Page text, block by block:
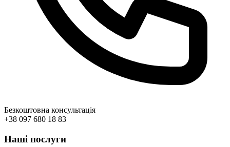
Безкоштовна консультація
+38 097 680 18 83
Наші послуги